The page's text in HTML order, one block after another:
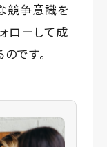
競争意識を
ローして成
です。